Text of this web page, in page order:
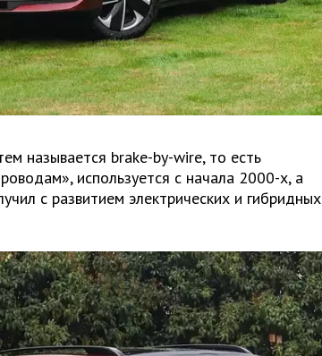
называется brake-by-wire, то есть
используется с начала 2000-х, а
с развитием электрических и гибридных